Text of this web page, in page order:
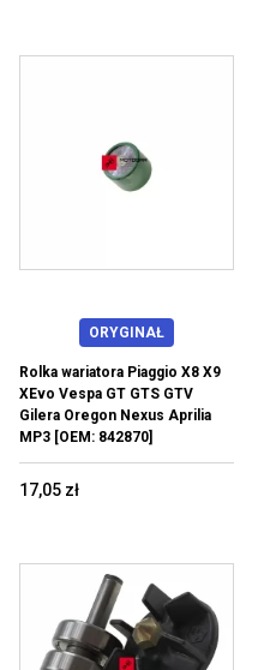
ORYGINAŁ
Rolka wariatora Piaggio X8 X9
XEvo Vespa GT GTS GTV
Gilera Oregon Nexus Aprilia
MP3 [OEM: 842870]
17,05 zł